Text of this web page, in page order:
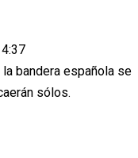
bandera española se
sólos.